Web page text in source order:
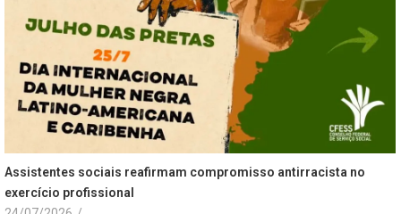
Assistentes sociais reafirmam compromisso antirracista no
exercício profissional